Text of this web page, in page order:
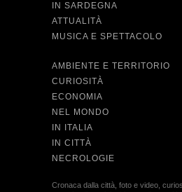
IN SARDEGNA
ATTUALITÀ
MUSICA E SPETTACOLO
AMBIENTE E TERRITORIO
CURIOSITÀ
ECONOMIA
NEL MONDO
IN ITALIA
IN CITTÀ
NECROLOGIE
Cronaca dalla città, foto e video,